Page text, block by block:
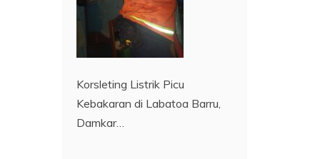
Korsleting Listrik Picu
Kebakaran di Labatoa Barru,
Damkar…